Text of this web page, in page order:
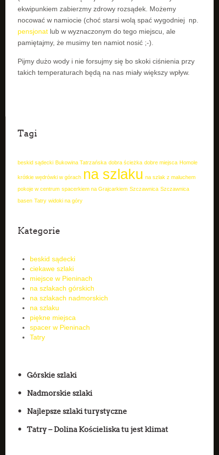
ekwipunkiem zabierzmy zdrowy rozsądek. Możemy
nocować w namiocie (choć starsi wolą spać wygodniej np.
pensjonat lub w wyznaczonym do tego miejscu, ale
pamiętajmy, że musimy ten namiot nosić ;-).
Pijmy dużo wody i nie forsujmy się bo skoki ciśnienia przy
takich temperaturach będą na nas miały większy wpływ.
Tagi
beskid sądecki Bukowina Tatrzańska dobra ścieżka dobre miejsca Homole
krótkie wędrówki w górach na szlaku na szlak z maluchem
pokoje w centrum spacerkiem na Grajcarkiem Szczawnica Szczawnica
basen Tatry widoki na góry
Kategorie
beskid sądecki
ciekawe szlaki
miejsce w Pieninach
na szlakach górskich
na szlakach nadmorskich
na szlaku
piękne miejsca
spacer w Pieninach
Tatry
Górskie szlaki
Nadmorskie szlaki
Najlepsze szlaki turystyczne
Tatry – Dolina Kościeliska tu jest klimat